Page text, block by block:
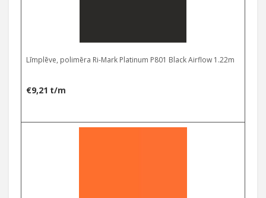
Līmplēve, polimēra Ri-Mark Platinum P801 Black Airflow 1.22m
€9,21 t/m